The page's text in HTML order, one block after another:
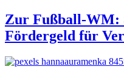
Zur Fußball-WM:
Fördergeld für